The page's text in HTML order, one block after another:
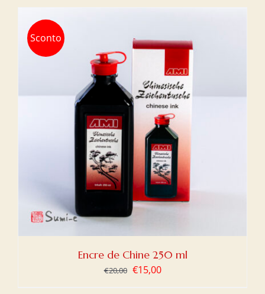
Sconto
Encre de Chine 250 ml
€20,00 Le
€15,00Le